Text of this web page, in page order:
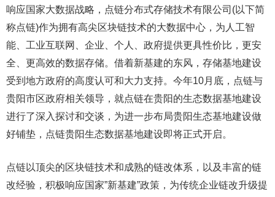
响应国家大数据战略，点链分布式存储技术有限公司(以下简
称点链)作为拥有高尖区块链技术的大数据中心，为人工智
能、工业互联网、企业、个人、政府提供更具性价比，更安
全、更高效的数据存储。借着新基建的东风，存储基地建设
受到地方政府的高度认可和大力支持。今年10月底，点链与
贵阳市区政府相关领导，就点链在贵阳的生态数据基地建设
进行了深入探讨和交谈，为进一步布局贵阳生态基地建设做
好铺垫，点链贵阳生态数据基地建设即将正式开启。
点链以顶尖的区块链技术和成熟的链改体系，以及丰富的链
改经验，积极响应国家”新基建”政策，为传统企业链改升级提